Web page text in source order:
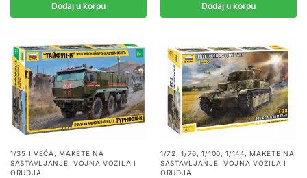
Dodaj u korpu Dodaj u korpu
1/35 I VEĆA, MAKETE NA
SASTAVLJANJE, VOJNA VOZILA I
ORUDJA
1/72, 1/76, 1/100, 1/144, MAKETE NA
SASTAVLJANJE, VOJNA VOZILA I
ORUDJA